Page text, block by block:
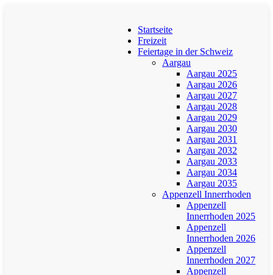
Startseite
Freizeit
Feiertage in der Schweiz
Aargau
Aargau 2025
Aargau 2026
Aargau 2027
Aargau 2028
Aargau 2029
Aargau 2030
Aargau 2031
Aargau 2032
Aargau 2033
Aargau 2034
Aargau 2035
Appenzell Innerrhoden
Appenzell
Innerrhoden 2025
Appenzell
Innerrhoden 2026
Appenzell
Innerrhoden 2027
Appenzell